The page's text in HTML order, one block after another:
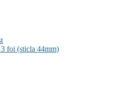
foi (sticla 44mm)